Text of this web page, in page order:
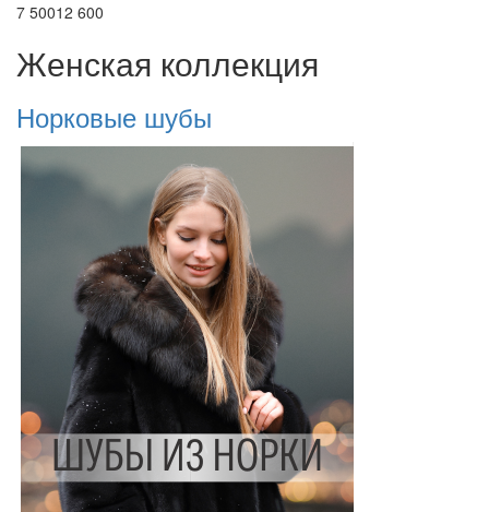
7 50012 600
Женская коллекция
Норковые шубы